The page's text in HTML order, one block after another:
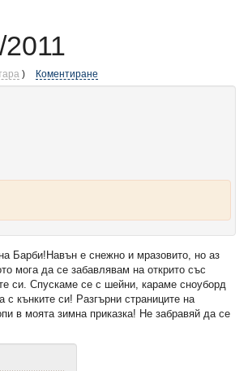
Коментиране
Барби!Навън е снежно и мразовито, но аз
мога да се забавлявам на открито със
си. Спускаме се с шейни, караме сноуборд
с кънките си! Разгърни страниците на
в моята зимна приказка! Не забравяй да се